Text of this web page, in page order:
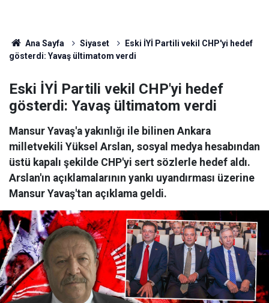
Ana Sayfa Siyaset
Eski İYİ Partili vekil CHP'yi hedef
gösterdi: Yavaş ültimatom verdi
Eski İYİ Partili vekil CHP'yi hedef
gösterdi: Yavaş ültimatom verdi
Mansur Yavaş'a yakınlığı ile bilinen Ankara
milletvekili Yüksel Arslan, sosyal medya hesabından
üstü kapalı şekilde CHP'yi sert sözlerle hedef aldı.
Arslan'ın açıklamalarının yankı uyandırması üzerine
Mansur Yavaş'tan açıklama geldi.